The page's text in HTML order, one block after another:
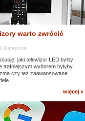
warto zwrócić
Kategoria:
jaki telewizor LED byłby
trafniejszym wyborem byłyby
czy też zaawansowane
więcej »